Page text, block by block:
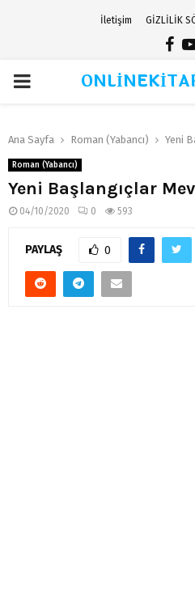
İletişim GİZLİLİK
PRIMARY
Ana Sayfa Roman (Yabancı) Yeni
Roman (Yabancı)
Yeni Başlangıçlar
04/10/2020 0 593
PAYLAŞ 0